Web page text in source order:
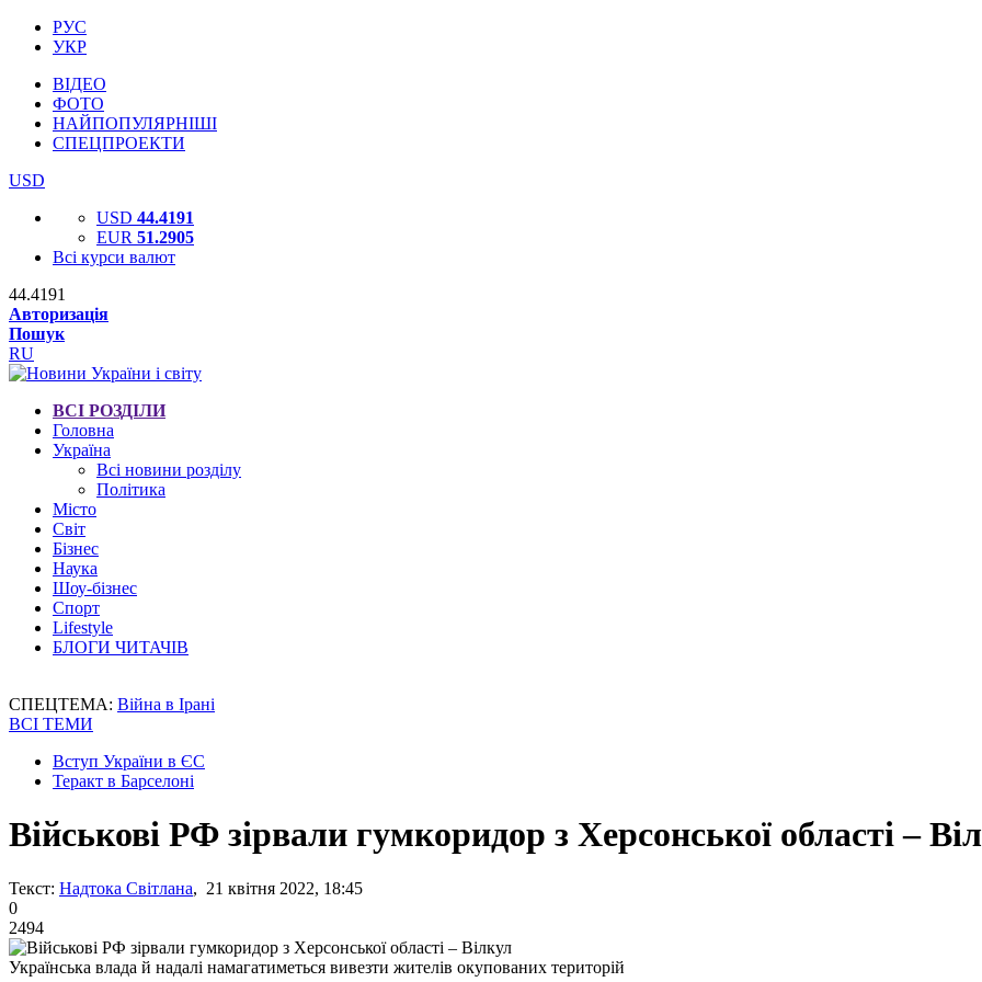
РУС
УКР
ВІДЕО
ФОТО
НАЙПОПУЛЯРНІШІ
СПЕЦПРОЕКТИ
USD
USD 44.4191
EUR 51.2905
Всі курси валют
44.4191
Авторизація
Пошук
RU
ВСІ РОЗДІЛИ
Головна
Україна
Всі новини розділу
Політика
Місто
Світ
Бізнес
Наука
Шоу-бізнес
Спорт
Lifestyle
БЛОГИ ЧИТАЧІВ
СПЕЦТЕМА: Війна в Ірані
ВСІ ТЕМИ
Вступ України в ЄС
Теракт в Барселоні
Військові РФ зірвали гумкоридор з Херсонської області –
Текст: Надтока Світлана, 21 квітня 2022, 18:45
0
2494
Українська влада й надалі намагатиметься вивезти жителів окупованих територій